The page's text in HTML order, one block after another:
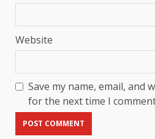
Website
Save my name, email, and
for the next time I